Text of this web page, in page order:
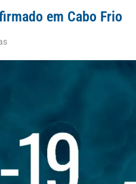
em Cabo Frio